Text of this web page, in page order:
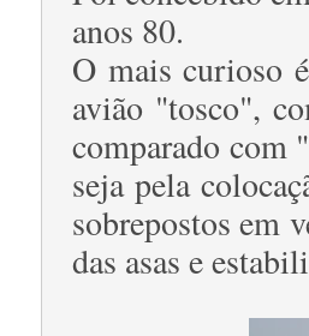
anos 80.
O mais curioso
avião "tosco",
comparado com
seja pela
sobrepostos em
das asas e